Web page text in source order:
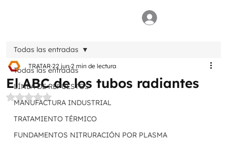
Todas las entradas
LÍNEA DE REPUESTOS
MANUFACTURA INDUSTRIAL
TRATAMIENTO TÉRMICO
FUNDAMENTOS NITRURACIÓN POR PLASMA
Todas las entradas
El ABC de los tubos radiantes
TRATAR 22 jun 2 min de lectura
Obtuvo NaN de 5 estrellas.